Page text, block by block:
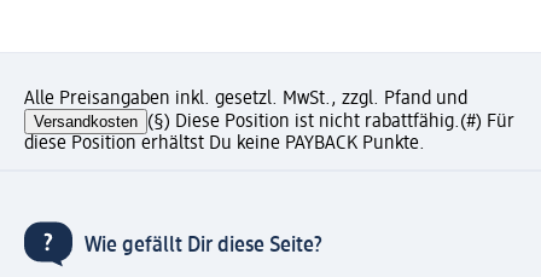
Alle Preisangaben inkl. gesetzl. MwSt., zzgl. Pfand und
Versandkosten (§) Diese Position ist nicht rabattfähig.(#) Für
diese Position erhältst Du keine PAYBACK Punkte.
Wie gefällt Dir diese Seite?